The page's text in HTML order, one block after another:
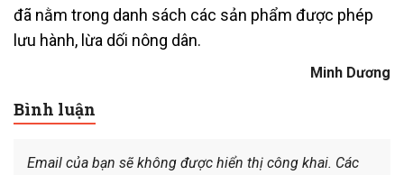
đã nằm trong danh sách các sản phẩm được phép
lưu hành, lừa dối nông dân.
Minh Dương
Bình luận
Email của bạn sẽ không được hiển thị công khai. Các